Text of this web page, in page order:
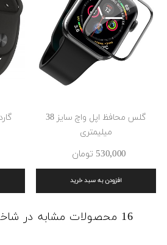
گلس محافظ اپل واچ سایز 38
میلیمتری
530٬000 ‎تومان
افزودن به سبد خرید
16 محصولات مشابه در شاخه های مختلف: